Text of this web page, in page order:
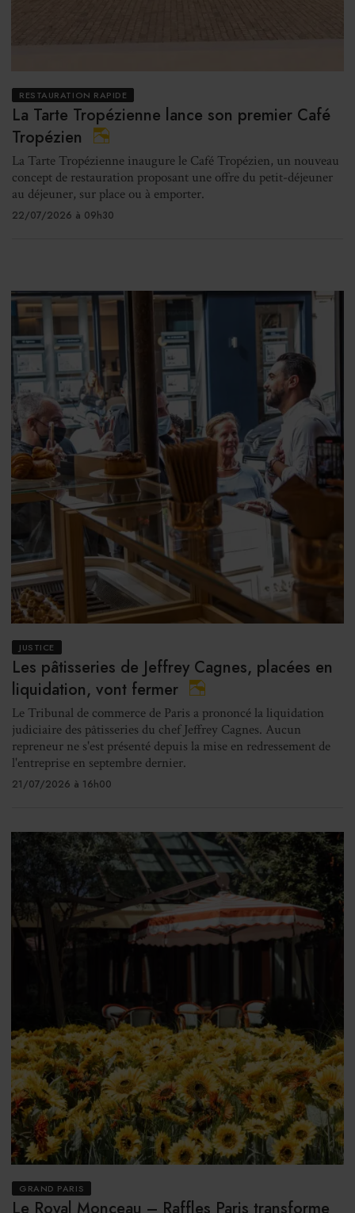
RESTAURATION RAPIDE
La Tarte Tropézienne lance son premier Café
Tropézien
La Tarte Tropézienne inaugure le Café Tropézien, un nouveau
concept de restauration proposant une offre du petit-déjeuner
au déjeuner, sur place ou à emporter.
22/07/2026 à 09h30
JUSTICE
Les pâtisseries de Jeffrey Cagnes, placées en
liquidation, vont fermer
Le Tribunal de commerce de Paris a prononcé la liquidation
judiciaire des pâtisseries du chef Jeffrey Cagnes. Aucun
repreneur ne s'est présenté depuis la mise en redressement de
l'entreprise en septembre dernier.
21/07/2026 à 16h00
GRAND PARIS